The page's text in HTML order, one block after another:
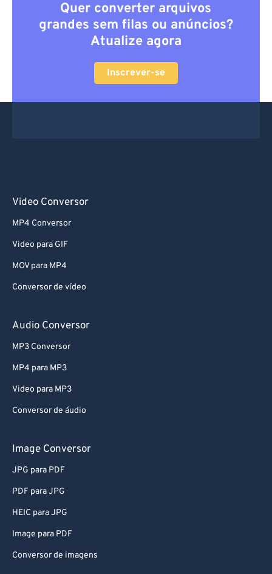
Quer converter arquivos
grandes sem filas ou anúncios?
Atualize agora
Inscrever-se
Video Conversor
MP4 Conversor
Video para GIF
MOV para MP4
Conversor de vídeo
Audio Conversor
MP3 Conversor
MP4 para MP3
Video para MP3
Conversor de áudio
Image Conversor
JPG para PDF
PDF para JPG
HEIC para JPG
Image para PDF
Conversor de imagens